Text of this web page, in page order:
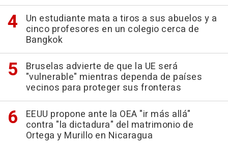
Un estudiante mata a tiros a sus abuelos y a
cinco profesores en un colegio cerca de
Bangkok
Bruselas advierte de que la UE será
"vulnerable" mientras dependa de países
vecinos para proteger sus fronteras
EEUU propone ante la OEA "ir más allá"
contra "la dictadura" del matrimonio de
Ortega y Murillo en Nicaragua